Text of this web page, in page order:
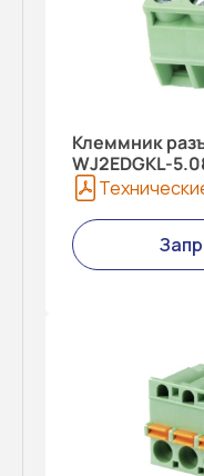
Клеммник
WJ2EDGKL-